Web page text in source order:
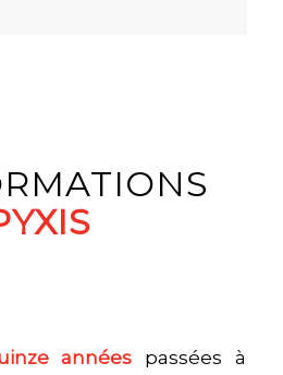
années passées à